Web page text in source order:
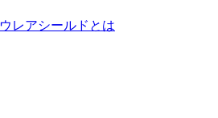
レアシールドとは